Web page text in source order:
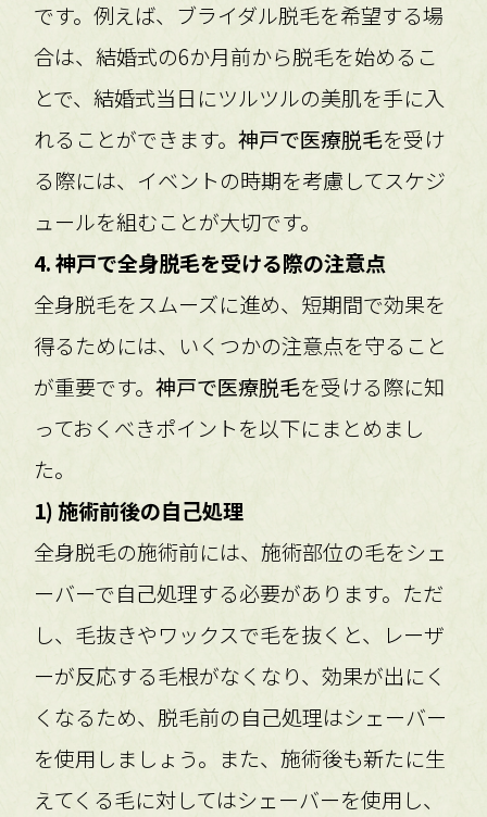
です。例えば、ブライダル脱毛を希望する場
合は、結婚式の6か月前から脱毛を始めるこ
とで、結婚式当日にツルツルの美肌を手に入
れることができます。神戸で医療脱毛を受け
る際には、イベントの時期を考慮してスケジ
ュールを組むことが大切です。
4. 神戸で全身脱毛を受ける際の注意点
全身脱毛をスムーズに進め、短期間で効果を
得るためには、いくつかの注意点を守ること
が重要です。神戸で医療脱毛を受ける際に知
っておくべきポイントを以下にまとめまし
た。
1) 施術前後の自己処理
全身脱毛の施術前には、施術部位の毛をシェ
ーバーで自己処理する必要があります。ただ
し、毛抜きやワックスで毛を抜くと、レーザ
ーが反応する毛根がなくなり、効果が出にく
くなるため、脱毛前の自己処理はシェーバー
を使用しましょう。また、施術後も新たに生
えてくる毛に対してはシェーバーを使用し、